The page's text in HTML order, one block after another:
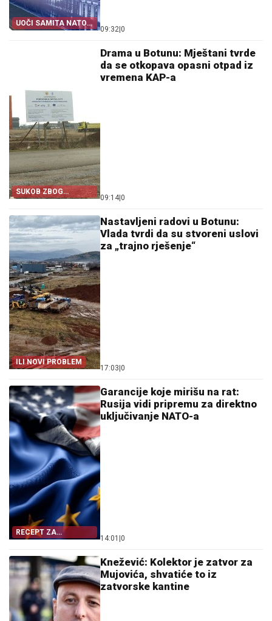
UOČI SAMITA NATO-
A
09:32 0
SUKOB ZBOG
KOLEKTORA
Drama u Botunu: Mještani tvrde
da se otkopava opasni otpad iz
vremena KAP-a
09:14 0
ILI NOVI PROBLEM
Nastavljeni radovi u Botunu:
Vlada tvrdi da su stvoreni uslovi
za „trajno rješenje“
17:03 0
RECEPT ZA
ESKALACIJU
Garancije koje mirišu na rat:
Rusija vidi pripremu za direktno
uključivanje NATO-a
14:01 0
Knežević: Kolektor je zatvor za
Mujovića, shvatiće to iz
zatvorske kantine